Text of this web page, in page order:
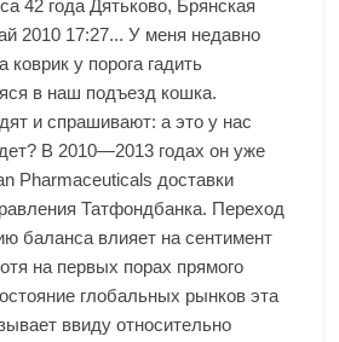
42 года Дятьково, Брянская
2010 17:27... У меня недавно
коврик у порога гадить
в наш подъезд кошка.
и спрашивают: а это у нас
В 2010—2013 годах он уже
Pharmaceuticals доставки
Татфондбанка. Переход
баланса влияет на сентимент
на первых порах прямого
глобальных рынков эта
ввиду относительно